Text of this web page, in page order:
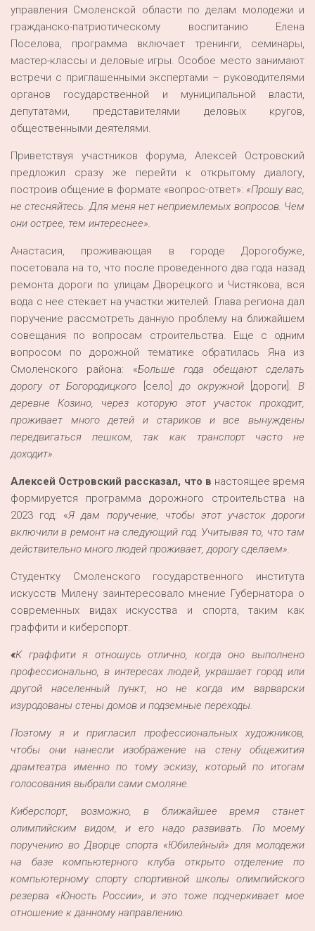
управления Смоленской области по делам молодежи и
гражданско-патриотическому воспитанию Елена
Поселова, программа включает тренинги, семинары,
мастер-классы и деловые игры. Особое место занимают
встречи с приглашенными экспертами – руководителями
органов государственной и муниципальной власти,
депутатами, представителями деловых кругов,
общественными деятелями.
Приветствуя участников форума, Алексей Островский
предложил сразу же перейти к открытому диалогу,
построив общение в формате «вопрос-ответ»: «Прошу вас,
не стесняйтесь. Для меня нет неприемлемых вопросов. Чем
они острее, тем интереснее».
Анастасия, проживающая в городе Дорогобуже,
посетовала на то, что после проведенного два года назад
ремонта дороги по улицам Дворецкого и Чистякова, вся
вода с нее стекает на участки жителей. Глава региона дал
поручение рассмотреть данную проблему на ближайшем
совещания по вопросам строительства. Еще с одним
вопросом по дорожной тематике обратилась Яна из
Смоленского района: «Больше года обещают сделать
дорогу от Богородицкого
[село] до окружной [дороги]. В
деревне Козино, через которую этот участок проходит,
проживает много детей и стариков и все вынуждены
передвигаться пешком, так как транспорт часто не
доходит».
Алексей Островский рассказал, что в настоящее время
формируется программа дорожного строительства на
2023 год: «Я дам поручение, чтобы этот участок дороги
включили в ремонт на следующий год. Учитывая то, что там
действительно много людей проживает, дорогу сделаем».
Студентку Смоленского государственного института
искусств Милену заинтересовало мнение Губернатора о
современных видах искусства и спорта, таким как
граффити и киберспорт.
«К граффити я отношусь отлично, когда оно выполнено
профессионально, в интересах людей, украшает город или
другой населенный пункт, но не когда им варварски
изуродованы стены домов и подземные переходы.
Поэтому я и пригласил профессиональных художников,
чтобы они нанесли изображение на стену общежития
драмтеатра именно по тому эскизу, который по итогам
голосования выбрали сами смоляне.
Киберспорт, возможно, в ближайшее время станет
олимпийским видом, и его надо развивать. По моему
поручению во Дворце спорта «Юбилейный» для молодежи
на базе компьютерного клуба открыто отделение по
компьютерному спорту спортивной школы олимпийского
резерва «Юность России», и это тоже подчеркивает мое
отношение к данному направлению.